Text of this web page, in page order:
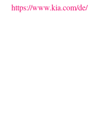
https://www.kia.com/de/